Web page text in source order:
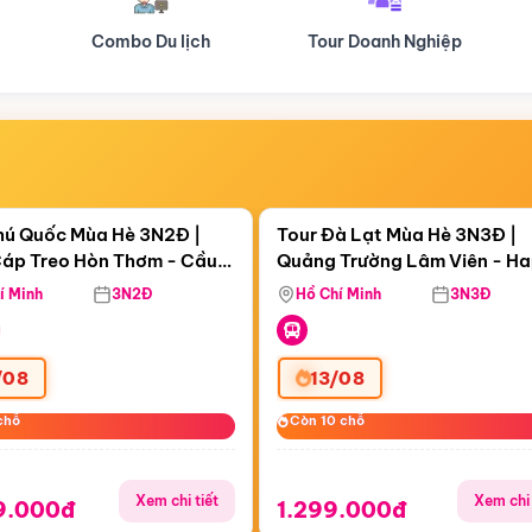
Tour Doanh Nghiệp Du lịch Hành Hương
11:44:49
Treo Hòn Thơm
Quốc Mùa Hè 3N2Đ |
Treo Hòn Thơm - Cầu
Viên Nước Aquatopia
Minh 3N2Đ
Xem chi tiết
Còn06 ngày 11:44:49
Tour Đà Lạt Mùa Hè 3N3Đ |
Quảng Trường Lâm Viên -
Hill - Puppy Farm
Hồ Chí Minh 3N3Đ
13/08
Còn 10 chỗ
Còn 10 chỗ
1.299.000đ Xem